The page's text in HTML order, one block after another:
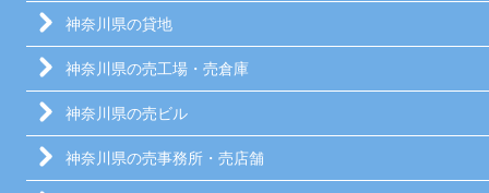
神奈川県の貸地
神奈川県の売工場・売倉庫
神奈川県の売ビル
神奈川県の売事務所・売店舗